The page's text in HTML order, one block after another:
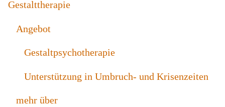
Gestalttherapie
Angebot
Gestaltpsychotherapie
Unterstützung in Umbruch- und Krisenzeiten
mehr über